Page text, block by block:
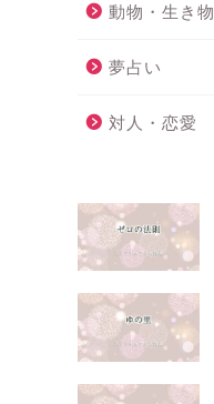
動物・生き物
夢占い
対人・恋愛